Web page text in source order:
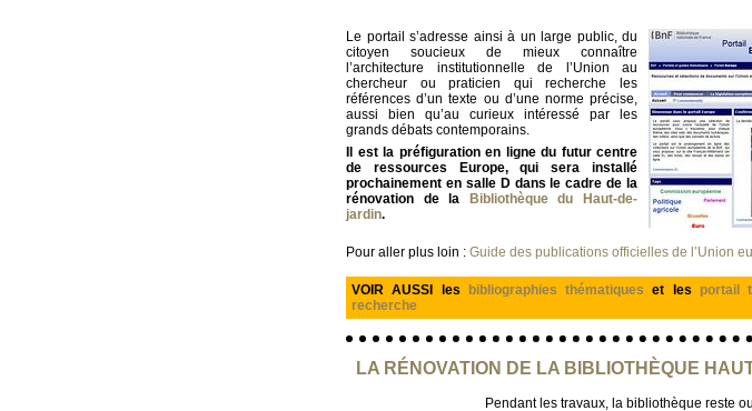
Le portail s’adresse ainsi à un large public, du
citoyen soucieux de mieux connaître
l’architecture institutionnelle de l’Union au
chercheur ou praticien qui recherche les
références d’un texte ou d’une norme précise,
aussi bien qu’au curieux intéressé par les
grands débats contemporains.
Il est la préfiguration en ligne du futur centre
de ressources Europe, qui sera installé
prochainement en salle D dans le cadre de la
rénovation de la
Bibliothèque du Haut-de-
jardin.
Pour aller plus loin : Guide des publications officielles de l’Union
VOIR AUSSI les bibliographies thématiques et les portail
recherche
LA RÉNOVATION DE LA BIBLIOTHÈQUE
Pendant les travaux, la bibliothèque reste